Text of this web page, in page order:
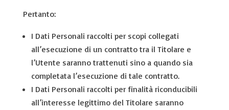
Pertanto:
I Dati Personali raccolti per scopi collegati
all’esecuzione di un contratto tra il Titolare e
l’Utente saranno trattenuti sino a quando sia
completata l’esecuzione di tale contratto.
I Dati Personali raccolti per finalità riconducibili
all’interesse legittimo del Titolare saranno